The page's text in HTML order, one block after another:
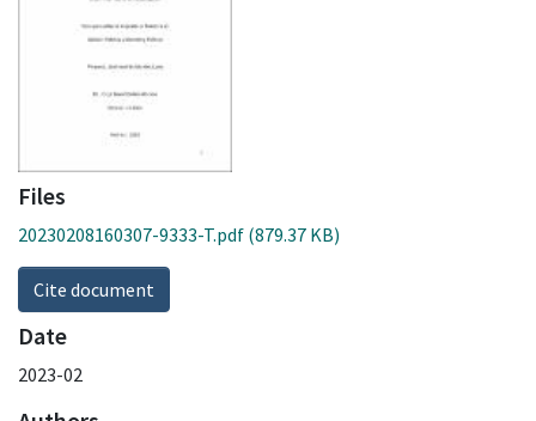
Files
20230208160307-9333-T.pdf (879.37 KB)
Cite document
Date
2023-02